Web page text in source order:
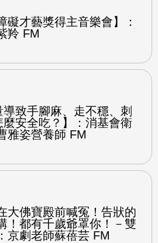
礙才藝獎得主音樂會】：
羚 FM
導致手腳麻、走不穩、刺
安全吃？】：消基會衛
雅姿營養師 FM
大佛寶殿前喊冤！告狀的
！都有千歲爺罩你！－雙
京劇老師蘇蓓芸 FM